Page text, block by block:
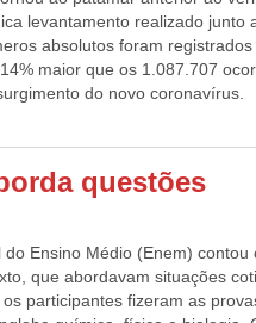
cada vez mais mulheres nas
objetivo é ampliar o número
de Afogados,”
Fonte: Nill Junior
levantamento realizado junto
absolutos foram registrados
maior que os 1.087.707
do novo coronavírus.
anos onde a pandemia esteve
consolidados pela Associação
(Arpen-Brasil), abastecida
Instituto Brasileiro de
ano a ano no país variou,
período, a maior variação no
questões
Ensino Médio (Enem) contou
que abordavam situações
participantes fizeram as